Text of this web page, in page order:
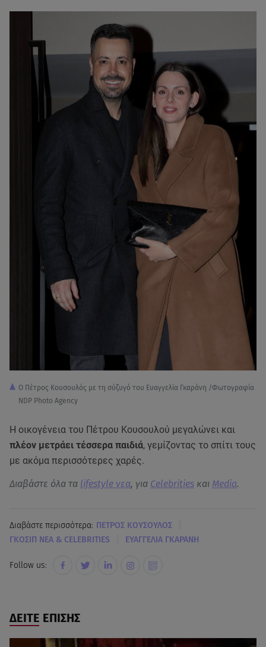
Ο Πέτρος Κουσουλός με τη σύζυγό του Ευαγγελία Γκαράνη /Φωτογραφία
NDP Photo Agency
Η οικογένεια του Πέτρου Κουσουλού μεγαλώνει και
πλέον μετράει τέσσερα παιδιά, γεμίζοντας το σπίτι τους
με ακόμα περισσότερες χαρές.
Διαβάστε όλα τα lifestyle νεα, για Celebrities και Media.
Διαβάστε περισσότερα: ΠΕΤΡΟΣ ΚΟΥΣΟΥΛΟΣ
ΓΚΟΣΙΠ ΝΕΑ & CELEBRITIES ΕΥΑΓΓΕΛΙΑ ΓΚΑΡΑΝΗ
Follow us:
ΔΕΙΤΕ ΕΠΙΣΗΣ